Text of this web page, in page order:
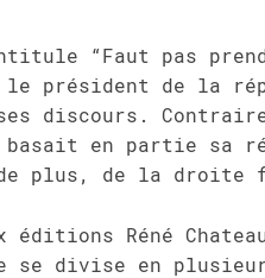
“Faut pas
président de la
basait en partie
plus, de la droite
Réné
se divise en